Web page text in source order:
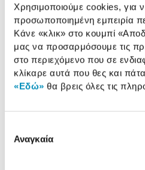
Χρησιμοποιούμε cookies, για
προσωποποιημένη εμπειρία
Κάνε «κλικ» στο κουμπί
μας να προσαρμόσουμε τις
στο περιεχόμενο που σε
κλίκαρε αυτά που θες και πάτα
«Εδώ» θα βρεις όλες τις
συγκατάθεσης
Αναγκαία
Τύπος συσκευής:
Ισχύς (Watt):
Επίπεδα Ισχύος:
Προδιαγραφές